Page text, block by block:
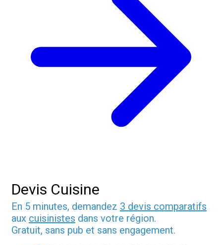
Devis Cuisine
En 5 minutes, demandez 3 devis comparatifs
aux cuisinistes dans votre région.
Gratuit, sans pub et sans engagement.